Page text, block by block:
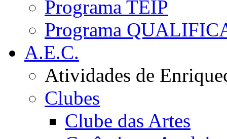
Programa TEIP
Programa
A.E.C.
Atividades de
Clubes
Clube das Artes